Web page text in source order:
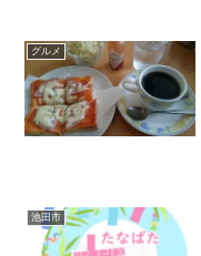
グルメ
池田市